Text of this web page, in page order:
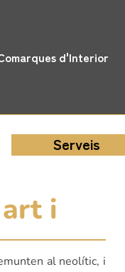
d'Interior
Serveis
i
al neolític, i